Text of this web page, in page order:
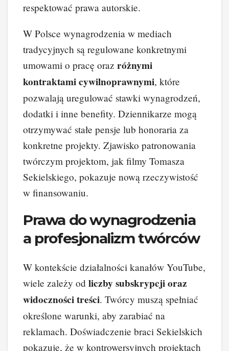
respektować prawa autorskie.
W Polsce wynagrodzenia w mediach
tradycyjnych są regulowane konkretnymi
umowami o pracę oraz różnymi
kontraktami cywilnoprawnymi, które
pozwalają uregulować stawki wynagrodzeń,
dodatki i inne benefity. Dziennikarze mogą
otrzymywać stałe pensje lub honoraria za
konkretne projekty. Zjawisko patronowania
twórczym projektom, jak filmy Tomasza
Sekielskiego, pokazuje nową rzeczywistość
w finansowaniu.
Prawa do wynagrodzenia
a profesjonalizm twórców
W kontekście działalności kanałów YouTube,
wiele zależy od liczby subskrypcji oraz
widoczności treści. Twórcy muszą spełniać
określone warunki, aby zarabiać na
reklamach. Doświadczenie braci Sekielskich
pokazuje, że w kontrowersyjnych projektach